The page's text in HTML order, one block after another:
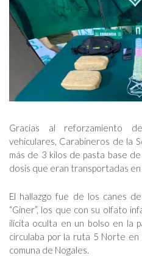
Gracias al reforzamiento
vehiculares, Carabineros de la
más de 3 kilos de pasta base
dosis que eran transportadas en
El hallazgo fue de los canes
“Giner”, los que con su olfato
ilícita oculta en un bolso en la
circulaba por la ruta 5 Norte
comuna de Nogales.